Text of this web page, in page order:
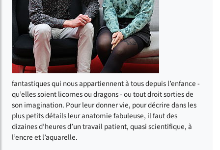
fantastiques qui nous appartiennent à tous depuis l’enfance -
qu’elles soient licornes ou dragons - ou tout droit sorties de
son imagination. Pour leur donner vie, pour décrire dans les
plus petits détails leur anatomie fabuleuse, il faut des
dizaines d’heures d’un travail patient, quasi scientifique, à
l’encre et l’aquarelle.